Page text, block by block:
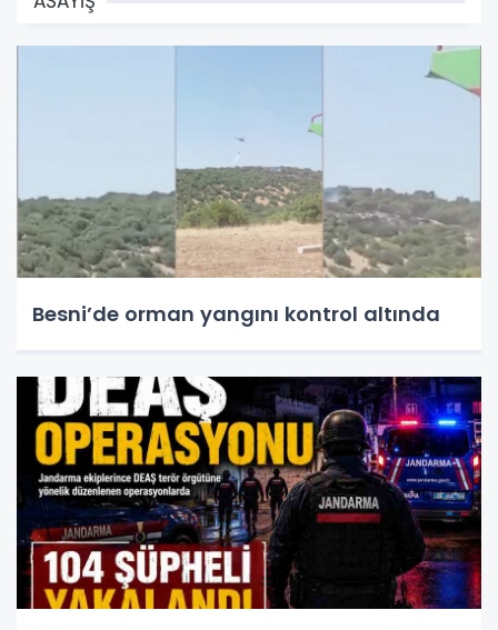
Besni’de orman yangını kontrol altında